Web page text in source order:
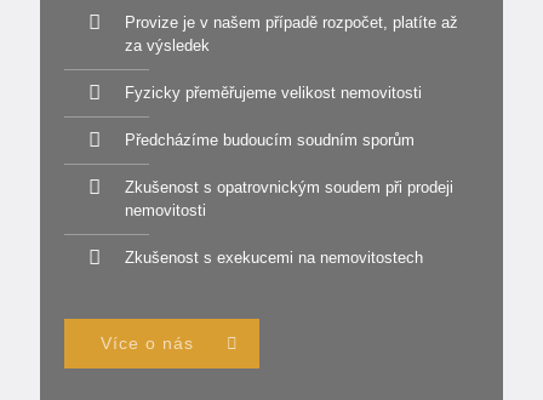
Provize je v našem případě rozpočet, platíte až
za výsledek
Fyzicky přeměřujeme velikost nemovitosti
Předcházíme budoucím soudním sporům
Zkušenost s opatrovnickým soudem při prodeji
nemovitosti
Zkušenost s exekucemi na nemovitostech
Více o nás